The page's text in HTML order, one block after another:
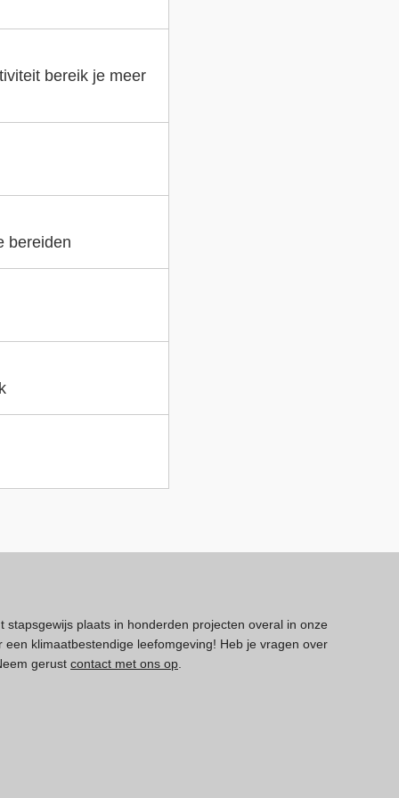
bereik je meer
bereiden
stapsgewijs plaats in honderden projecten overal in onze
klimaatbestendige leefomgeving! Heb je vragen over
gerust contact met ons op